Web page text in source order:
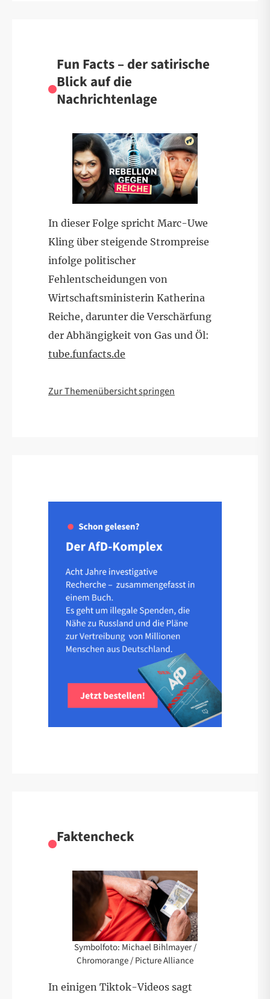
Fun Facts – der satirische
Blick auf die
Nachrichtenlage
In dieser Folge spricht Marc-Uwe
Kling über steigende Strompreise
infolge politischer
Fehlentscheidungen von
Wirtschaftsministerin Katherina
Reiche, darunter die Verschärfung
der Abhängigkeit von Gas und Öl:
tube.funfacts.de
Zur Themenübersicht springen
Faktencheck
Symbolfoto: Michael Bihlmayer /
Chromorange / Picture Alliance
In einigen Tiktok-Videos sagt